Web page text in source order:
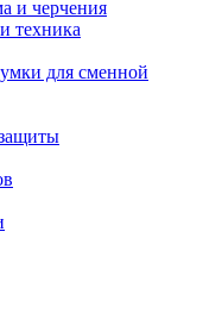
и черчения
техника
для сменной